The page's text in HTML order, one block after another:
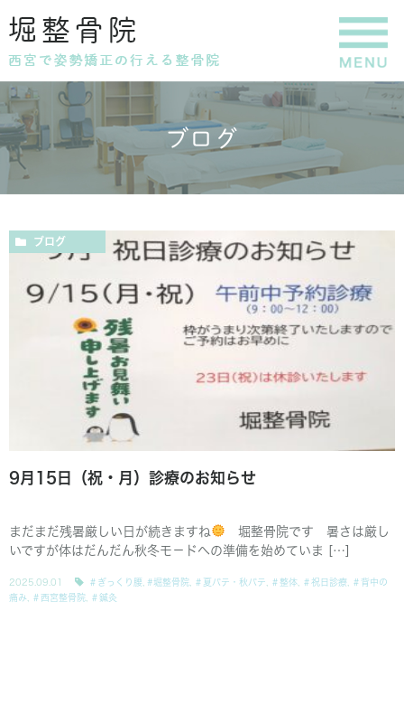
ブログ
ブログ
9月15日（祝・月）診療のお知らせ
まだまだ残暑厳しい日が続きますね
堀整骨院です 暑さは厳し
いですが体はだんだん秋冬モ－ドへの準備を始めていま […]
2025.09.01 ＃ぎっくり腰 #堀整骨院 ＃夏バテ・秋バテ ＃整体 ＃祝日診療
＃背中の
痛み
＃西宮整骨院 ＃鍼灸